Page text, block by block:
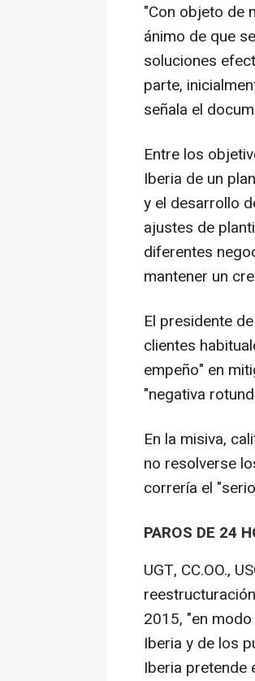
"Con objeto de
ánimo de que
soluciones
parte,
señala el
Entre los
Iberia de un
y el desarrollo
ajustes de
diferentes
mantener un
El presidente
clientes
empeño" en
"negativa
En la misiva,
no resolverse
correría el
PAROS DE 24
UGT, CC.OO.,
2015, "en
Iberia y de los
Iberia pretende